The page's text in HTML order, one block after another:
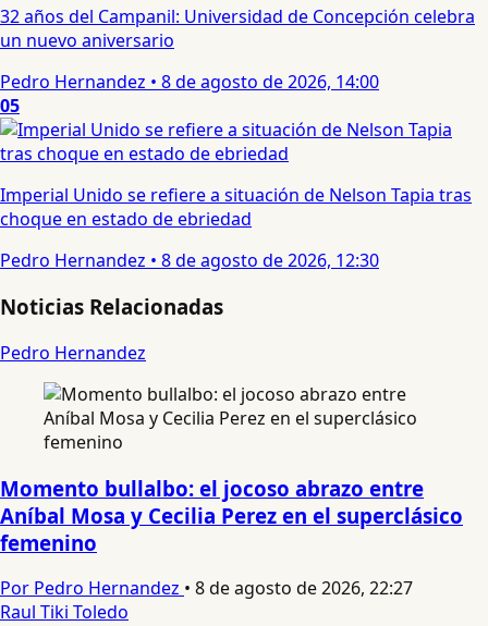
32 años del Campanil: Universidad de Concepción celebra
un nuevo aniversario
Pedro Hernandez • 8 de agosto de 2026, 14:00
05
Imperial Unido se refiere a situación de Nelson Tapia tras
choque en estado de ebriedad
Pedro Hernandez • 8 de agosto de 2026, 12:30
Noticias Relacionadas
Pedro Hernandez
Momento bullalbo: el jocoso abrazo entre
Aníbal Mosa y Cecilia Perez en el superclásico
femenino
Por Pedro Hernandez • 8 de agosto de 2026, 22:27
Raul Tiki Toledo